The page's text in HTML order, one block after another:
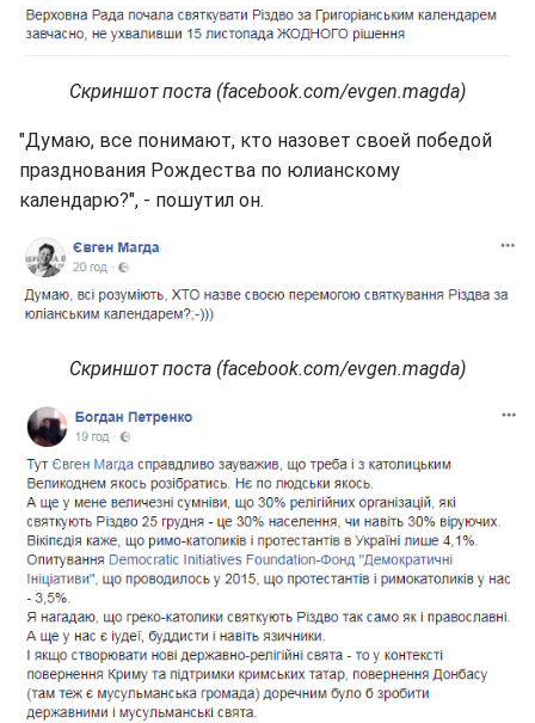
Скриншот поста (facebook.com/evgen.magda)
"Думаю, все понимают, кто назовет своей победой
празднования Рождества по юлианскому
календарю?", - пошутил он.
Скриншот поста (facebook.com/evgen.magda)